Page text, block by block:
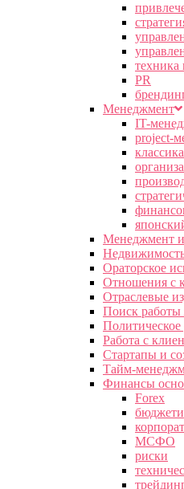
техника
PR
Менеджмент
IT-
project-
Менеджмент
Ораторское
Отношения с
Отраслевые
Поиск работы
Работа с
Стартапы и
Тайм-
Финансы
Forex
МСФО
риски